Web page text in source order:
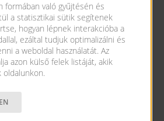
formában való gyűjtésén és
a statisztikai sütik segítenek
hogyan lépnek interakcióba a
ezáltal tudjuk optimalizálni és
a weboldal használatát. Az
azon külső felek listáját, akik
oldalunkon.